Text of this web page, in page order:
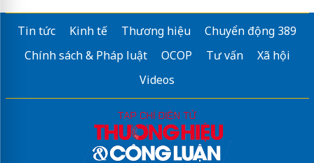
Tin tức Kinh tế Thương hiệu
Chuyển động 389
Chính sách & Pháp luật
OCOP Tư vấn
Xã hội
Videos